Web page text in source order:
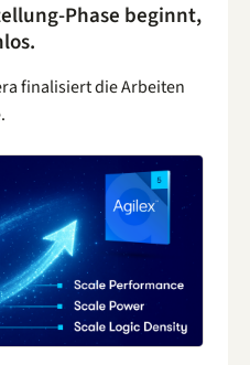
Phase beginnt,
finalisiert die Arbeiten